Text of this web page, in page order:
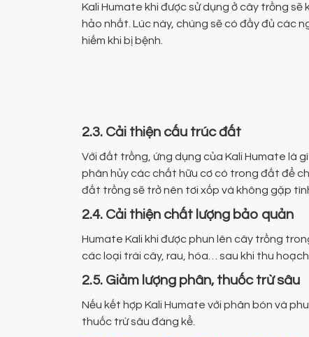
Kali Humate khi được sử dụng ở cây trồng
hảo nhất. Lúc này, chúng sẽ có đầy đủ các
hiếm khi bị bệnh.
2.3. Cải thiện cấu trúc đất
Với đất trồng, ứng dụng của Kali Humate là
phân hủy các chất hữu cơ có trong đất để
đất trồng sẽ trở nên tơi xốp và không gặp
2.4. Cải thiện chất lượng bảo quản
Humate Kali khi được phun lên cây trồng
các loại trái cây, rau, hóa… sau khi thu
2.5. Giảm lượng phân, thuốc trừ sâu
Nếu kết hợp Kali Humate với phân bón và
thuốc trừ sâu đáng kể.